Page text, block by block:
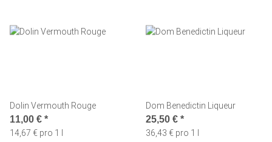
Dolin Vermouth Rouge
11,00 € *
14,67 € pro 1 l
Dom Benedictin Liqueur
25,50 € *
36,43 € pro 1 l